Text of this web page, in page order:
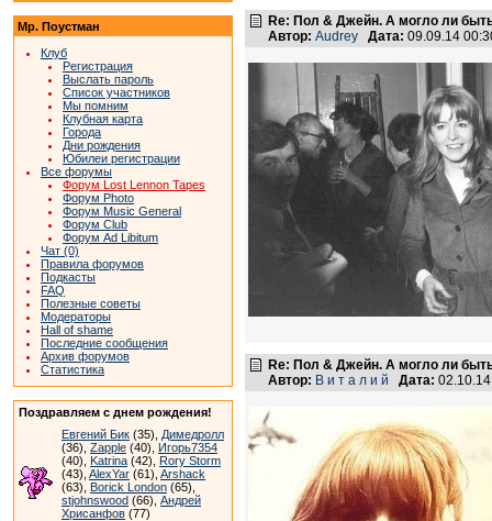
Мр. Поустман
Клуб
Регистрация
Выслать пароль
Список участников
Мы помним
Клубная карта
Города
Дни рождения
Юбилеи регистрации
Все форумы
Форум Lost Lennon Tapes
Форум Photo
Форум Music General
Форум Club
Форум Ad Libitum
Чат (0)
Правила форумов
Подкасты
FAQ
Полезные советы
Модераторы
Hall of shame
Последние сообщения
Архив форумов
Статистика
Поздравляем с днем рождения!
Евгений Бик (35), Димедролл
(36), Zapple (40), Игорь7354
(40), Katrina (42), Rory Storm
(43), AlexYar (61), Arshack
(63), Borick London (65),
stjohnswood (66), Андрей
Хрисанфов (77)
Re: Пол & Джейн. А могло ли
Автор: Audrey Дата: 09.09.14
Re: Пол & Джейн. А могло ли
Автор: В и т а л и й Дата: